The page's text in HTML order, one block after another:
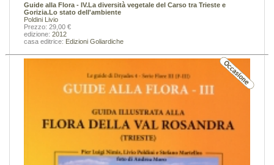
Guide alla Flora - IV.La diversità vegetale del Carso tra Trieste e
Gorizia.Lo stato dell'ambiente
Poldini Livio
Prezzo: 29,00 €
edizione: 2012
casa editrice: Edizioni Goliardiche